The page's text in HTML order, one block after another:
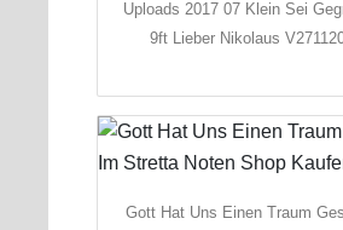
Uploads 2017 07 Klein Sei
9ft Lieber Nikolaus
Gott Hat Uns Einen Traum